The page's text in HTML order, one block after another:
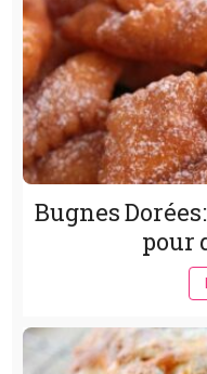
Bugnes
pour